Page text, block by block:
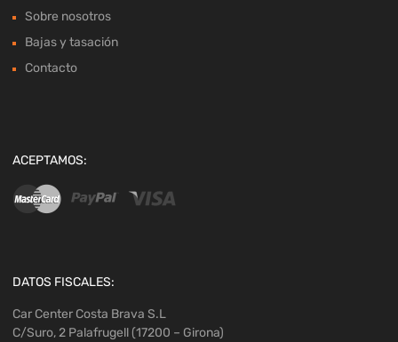
Sobre nosotros
Bajas y tasación
Contacto
ACEPTAMOS:
DATOS FISCALES:
Car Center Costa Brava S.L
C/Suro, 2 Palafrugell (17200 – Girona)